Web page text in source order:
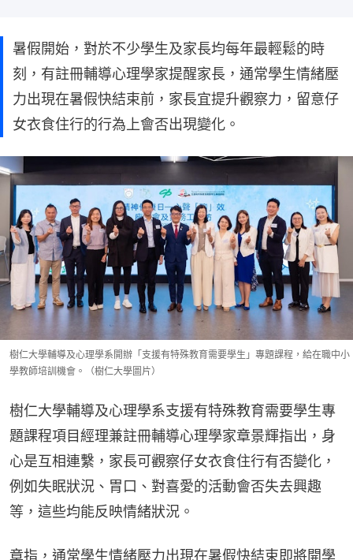
暑假開始，對於不少學生及家長均每年最輕鬆的時
刻，有註冊輔導心理學家提醒家長，通常學生情緒壓
力出現在暑假快結束前，家長宜提升觀察力，留意仔
女衣食住行的行為上會否出現變化。
樹仁大學輔導及心理學系開辦「支援有特殊教育需要學生」專題課程，給在職中小
學教師培訓機會。（樹仁大學圖片）
樹仁大學輔導及心理學系支援有特殊教育需要學生專
題課程項目經理兼註冊輔導心理學家章景輝指出，身
心是互相連繫，家長可觀察仔女衣食住行有否變化，
例如失眠狀況、胃口、對喜愛的活動會否失去興趣
等，這些均能反映情緒狀況。
章指，通常學生情緒壓力出現在暑假快結束即將開學